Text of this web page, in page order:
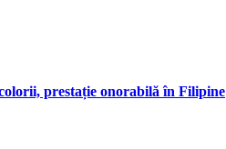
prestație onorabilă în Filipine